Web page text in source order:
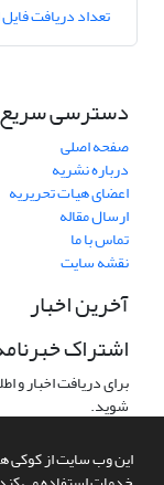
این وب سایت از کوکی ها
تعداد دریافت
دسترسی سریع
صفحه اصلی
درباره نشریه
اعضای هیات تحریریه
ارسال مقاله
تماس با ما
نقشه سایت
آخرین اخبار
اشتراک
برای دریافت اخبار و
شوید.